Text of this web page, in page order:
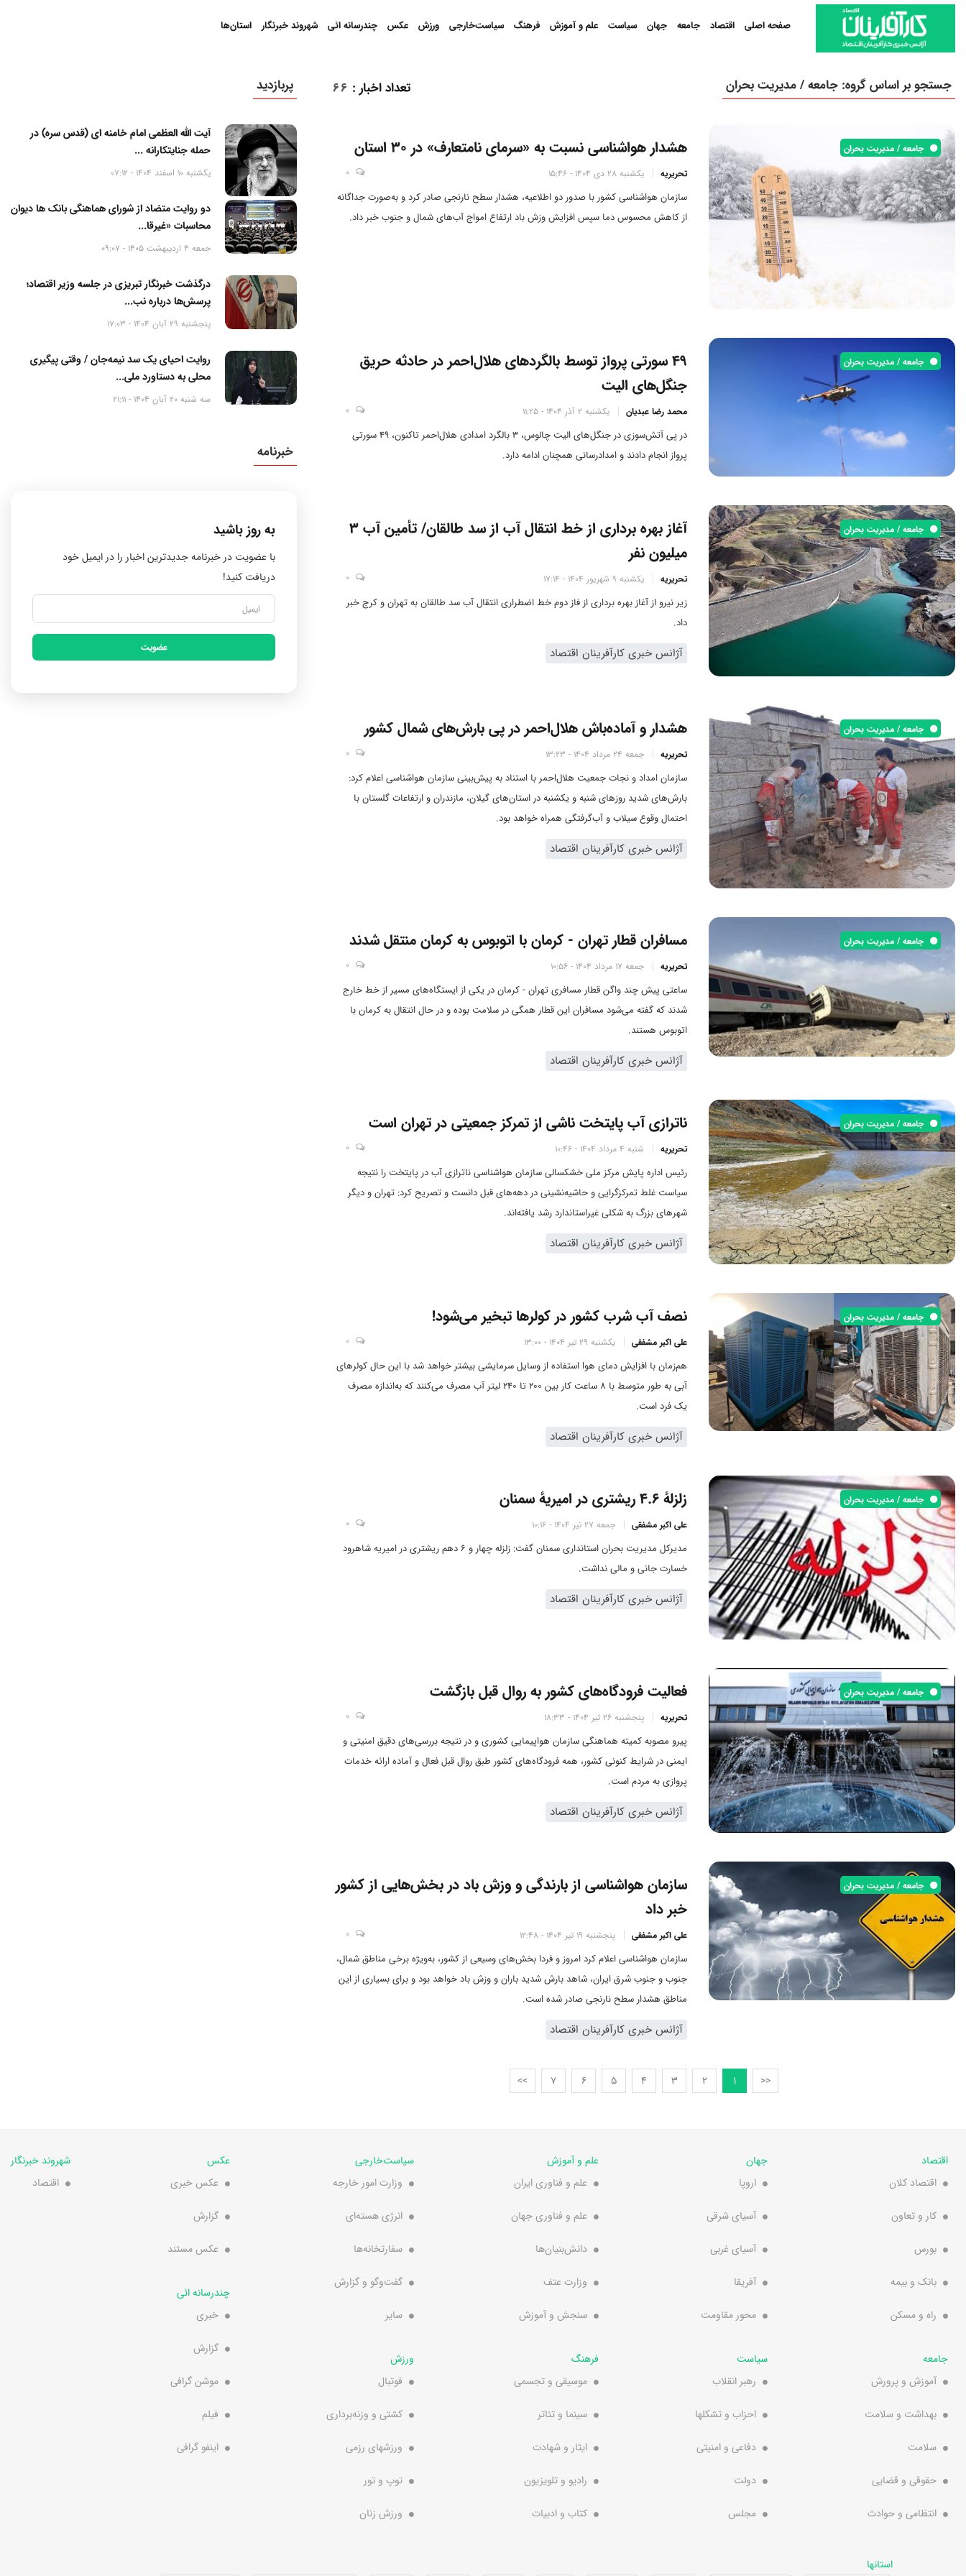
صفحه اصلی اقتصاد جامعه جهان سیاست علم و آموزش فرهنگ سیاست‌خارجی ورزش عکس چندرسانه ائی شهروند خبرنگار استان‌ها
جستجو بر اساس گروه: جامعه / مدیریت بحران تعداد اخبار :
66
جامعه / مدیریت بحران هشدار هواشناسی نسبت به «سرمای نامتعارف» در 30 استان
تحریریه یکشنبه 28 دی 1404 - 15:46 0
سازمان هواشناسی کشور با صدور دو اطلاعیه، هشدار سطح نارنجی صادر کرد و به‌صورت جداگانه
از کاهش محسوس دما سپس افزایش وزش باد ارتفاع امواج آب‌های شمال و جنوب خبر داد.
جامعه / مدیریت بحران
49 سورتی پرواز توسط بالگردهای هلال‌احمر در حادثه حریق
جنگل‌های الیت
محمد رضا عبدیان یکشنبه 2 آذر 1404 - 11:25 0
در پی آتش‌سوزی در جنگل‌های الیت چالوس، 3 بالگرد امدادی هلال‌احمر تاکنون، 49 سورتی
پرواز انجام دادند و امدادرسانی همچنان ادامه دارد.
جامعه / مدیریت بحران
آغاز بهره برداری از خط انتقال آب از سد طالقان/ تأمین آب 3
میلیون نفر
تحریریه یکشنبه 9 شهریور 1404 - 17:14 0
زیر نیرو از آغاز بهره برداری از فاز دوم خط اضطراری انتقال آب سد طالقان به تهران و کرج خبر
داد.
آژانس خبری کارآفرینان اقتصاد
جامعه / مدیریت بحران هشدار و آماده‌باش هلال‌احمر در پی بارش‌های شمال کشور
تحریریه جمعه 24 مرداد 1404 - 13:23 0
سازمان امداد و نجات جمعیت هلال‌احمر با استناد به پیش‌بینی سازمان هواشناسی اعلام کرد:
بارش‌های شدید روزهای شنبه و یکشنبه در استان‌های گیلان، مازندران و ارتفاعات گلستان با
احتمال وقوع سیلاب و آب‌گرفتگی همراه خواهد بود.
آژانس خبری کارآفرینان اقتصاد
جامعه / مدیریت بحران مسافران قطار تهران - کرمان با اتوبوس به کرمان منتقل شدند
تحریریه جمعه 17 مرداد 1404 - 10:56 0
ساعتی پیش چند واگن قطار مسافری تهران - کرمان در یکی از ایستگاه‌های مسیر از خط خارج
شدند که گفته می‌شود مسافران این قطار همگی در سلامت بوده و در حال انتقال به کرمان با
اتوبوس هستند.
آژانس خبری کارآفرینان اقتصاد
جامعه / مدیریت بحران ناترازی آب پایتخت ناشی از تمرکز جمعیتی در تهران است
تحریریه شنبه 4 مرداد 1404 - 10:46 0
رئیس اداره پایش مرکز ملی خشکسالی سازمان هواشناسی ناترازی آب در پایتخت را نتیجه‌
سیاست غلط تمرکزگرایی و حاشیه‌نشینی در دهه‌های قبل دانست و تصریح کرد: تهران و دیگر
شهرهای بزرگ به شکلی غیراستاندارد رشد یافته‌اند.
آژانس خبری کارآفرینان اقتصاد
جامعه / مدیریت بحران نصف آب شرب کشور در کولرها تبخیر می‌شود!
علی اکبر مشفقی یکشنبه 29 تیر 1404 - 13:00 0
هم‌زمان با افزایش دمای هوا استفاده از وسایل سرمایشی بیشتر خواهد شد با این حال کولرهای
آبی به طور متوسط با 8 ساعت کار بین 200 تا 240 لیتر آب مصرف می‌کنند که به‌اندازه مصرف
یک فرد است.
آژانس خبری کارآفرینان اقتصاد
جامعه / مدیریت بحران زلزلهٔ 4.6 ریشتری در امیریهٔ سمنان
علی اکبر مشفقی جمعه 27 تیر 1404 - 10:16 0
مدیرکل مدیریت بحران استانداری سمنان گفت: زلزله چهار و 6 دهم ریشتری در امیریه شاهرود
خسارت جانی و مالی نداشت.
آژانس خبری کارآفرینان اقتصاد
جامعه / مدیریت بحران فعالیت فرودگاه‌های کشور به روال قبل بازگشت
تحریریه پنجشنبه 26 تیر 1404 - 18:33 0
پیرو مصوبه کمیته هماهنگی سازمان هواپیمایی کشوری و در نتیجه بررسی‌های دقیق امنیتی و
ایمنی در شرایط کنونی کشور، همه فرودگاه‌های کشور طبق روال قبل فعال و آماده ارائه خدمات
پروازی به مردم است.
آژانس خبری کارآفرینان اقتصاد
جامعه / مدیریت بحران
سازمان هواشناسی از بارندگی و وزش باد در بخش‌هایی از کشور
خبر داد
علی اکبر مشفقی پنجشنبه 19 تیر 1404 - 12:48 0
سازمان هواشناسی اعلام کرد امروز و فردا بخش‌های وسیعی از کشور، به‌ویژه برخی مناطق شمال،
جنوب و جنوب شرق ایران، شاهد بارش شدید باران و وزش باد خواهد بود و برای بسیاری از این
مناطق هشدار سطح نارنجی صادر شده است.
آژانس خبری کارآفرینان اقتصاد
<<
1
2
3
4
5
6
7
>>
پربازدید
آیت الله العظمی امام خامنه ای (قدس سره) در
حمله جنایتکارانه ...
یکشنبه 10 اسفند 1404 - 07:12
دو روایت متضاد از شورای هماهنگی بانک ها دیوان
محاسبات «غیرقا...
جمعه 4 اردیبهشت 1405 - 09:07
درگذشت خبرنگار تبریزی در جلسه وزیر اقتصاد؛
پرسش‌ها درباره نب...
پنجشنبه 29 آبان 1404 - 17:03
روایت احیای یک سد نیمه‌جان / وقتی پیگیری
محلی به دستاورد ملی...
سه شنبه 20 آبان 1404 - 21:11
خبرنامه
به روز باشید
با عضویت در خبرنامه جدیدترین اخبار را در ایمیل خود
دریافت کنید!
عضویت
اقتصاد
اقتصاد کلان
کار و تعاون
بورس
بانک و بیمه
راه و مسکن
جامعه
آموزش و پرورش
بهداشت و سلامت
سلامت
حقوقی و قضایی
انتظامی و حوادث
جهان
اروپا
آسیای شرقی
آسیای غربی
آفریقا
محور مقاومت
سیاست
رهبر انقلاب
احزاب و تشکلها
دفاعی و امنیتی
دولت
مجلس
علم و آموزش
علم و فناوری ایران
علم و فناوری جهان
دانش‌بنیان‌ها
وزارت عتف
سنجش و آموزش
فرهنگ
موسیقی و تجسمی
سینما و تئاتر
ایثار و شهادت
رادیو و تلویزیون
کتاب و ادبیات
سیاست‌خارجی
وزارت امور خارجه
انرژی هسته‌ای
سفارتخانه‌ها
گفت‌وگو و گزارش
سایر
ورزش
فوتبال
کشتی و وزنه‌برداری
ورزشهای رزمی
توپ و تور
ورزش زنان
عکس
عکس خبری
گزارش
عکس مستند
چندرسانه ائی
خبری
گزارش
موشن گرافی
فیلم
اینفو گرافی
شهروند خبرنگار
اقتصاد
استانها